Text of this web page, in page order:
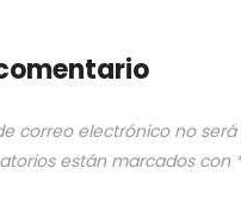
correo electrónico no
están marcados con